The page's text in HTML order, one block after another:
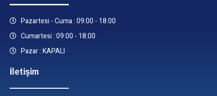
Pazartesi - Cuma : 09:00 - 18:00
Cumartesi : 09:00 - 18:00
Pazar : KAPALI
İletişim